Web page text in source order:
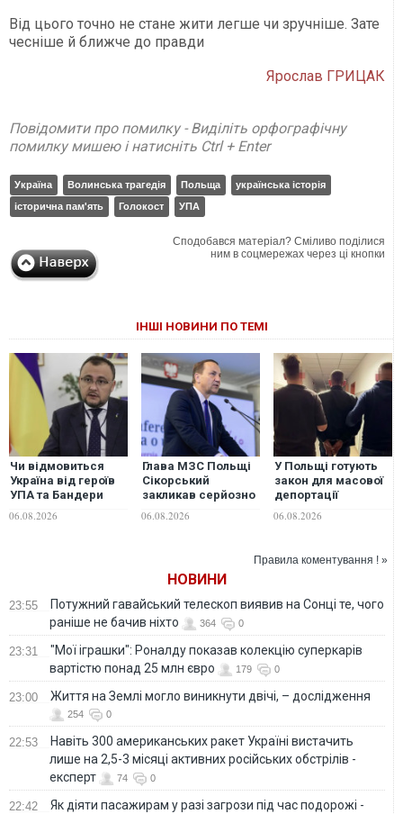
Від цього точно не стане жити легше чи зручніше. Зате
чесніше й ближче до правди
Ярослав ГРИЦАК
Повідомити про помилку - Виділіть орфографічну
помилку мишею і натисніть Ctrl + Enter
Україна Волинська трагедія Польща
українська історія
історична пам'ять
Голокост УПА
Сподобався матеріал? Сміливо поділися
ним в соцмережах через ці кнопки
ІНШІ НОВИНИ ПО ТЕМІ
Чи відмовиться
Україна від героїв
УПА та Бандери
Польщі відповів на
06.08.2026
Глава МЗС Польщі
Сікорський
закликав серйозно
перехоплення
06.08.2026
У Польщі готують
закон для масової
депортації
чоловіків
06.08.2026
Правила коментування ! »
НОВИНИ
23:55
Потужний гавайський телескоп виявив на Сонці те, чого
раніше не бачив ніхто
364 0
23:31
"Мої іграшки": Роналду показав колекцію суперкарів
вартістю понад 25 млн євро
179 0
23:00 Життя на Землі могло виникнути двічі, – дослідження
254 0
22:53
Навіть 300 американських ракет Україні вистачить
лише на 2,5-3 місяці активних російських обстрілів -
експерт
74 0
22:42
Як діяти пасажирам у разі загрози під час подорожі -